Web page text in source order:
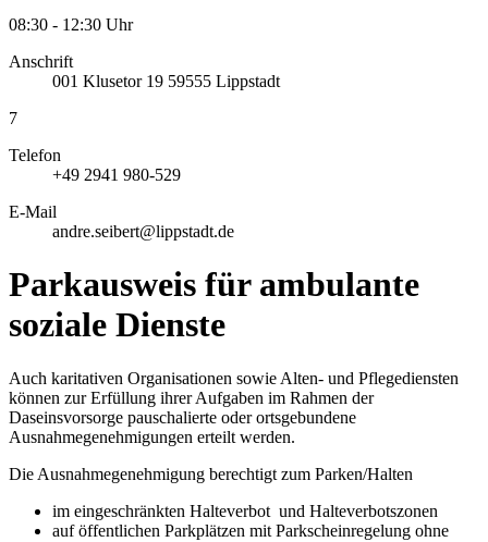
08:30 - 12:30 Uhr
Anschrift
001 Klusetor 19 59555 Lippstadt
7
Telefon
+49 2941 980-529
E-Mail
andre.seibert@lippstadt.de
Parkausweis für ambulante
soziale Dienste
Auch karitativen Organisationen sowie Alten- und Pflegediensten
können zur Erfüllung ihrer Aufgaben im Rahmen der
Daseinsvorsorge pauschalierte oder ortsgebundene
Ausnahmegenehmigungen erteilt werden.
Die Ausnahmegenehmigung berechtigt zum Parken/Halten
im eingeschränkten Halteverbot und Halteverbotszonen
auf öffentlichen Parkplätzen mit Parkscheinregelung ohne